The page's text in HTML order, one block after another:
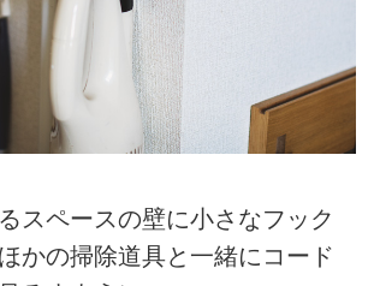
スペースの壁に小さなフック
かの掃除道具と一緒にコード